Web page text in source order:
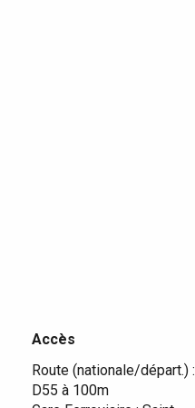
Accès
Accès
Route (nationale/départ.) :
D55 à 100m